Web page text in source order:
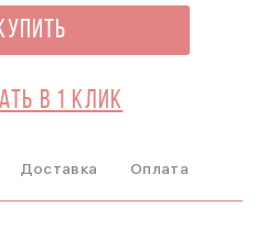
в 1 клик
Доставка Оплата